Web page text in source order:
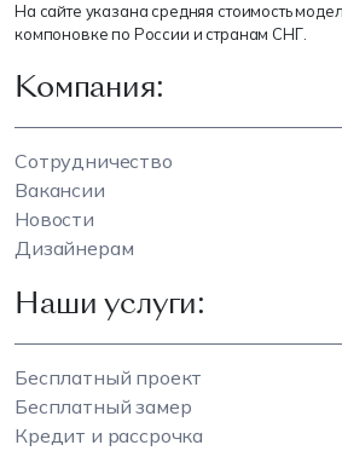
На сайте указана средняя стоимость
компоновке по России и странам СНГ.
Компания:
Сотрудничество
Вакансии
Новости
Дизайнерам
Наши услуги:
Бесплатный проект
Бесплатный замер
Кредит и рассрочка